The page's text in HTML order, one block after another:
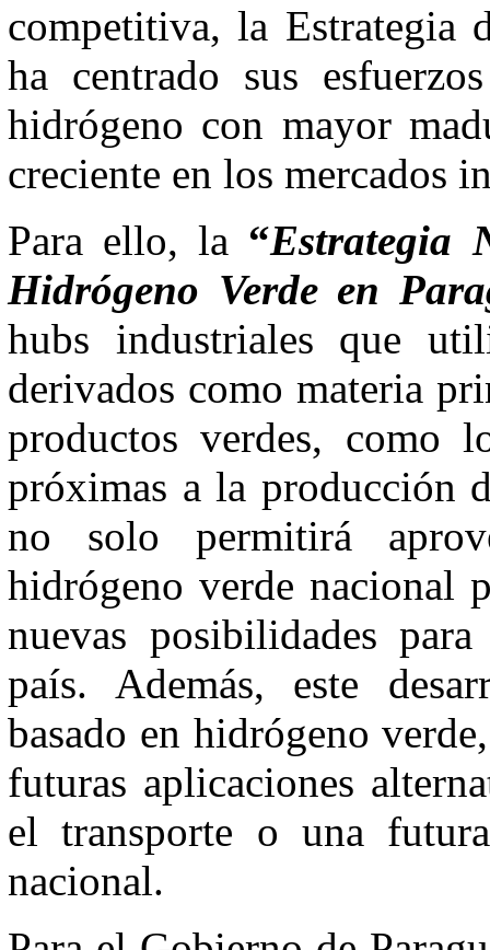
competitiva, la Estrategia
ha centrado sus
hidrógeno con mayor
creciente en los mercados
Para ello, la “Estrategia
Hidrógeno Verde en
hubs industriales que
derivados como materia
productos verdes, como
próximas a la producción
no solo permitirá
hidrógeno verde nacional
nuevas posibilidades
país. Además, este
basado en hidrógeno
futuras aplicaciones
el transporte o una
nacional.